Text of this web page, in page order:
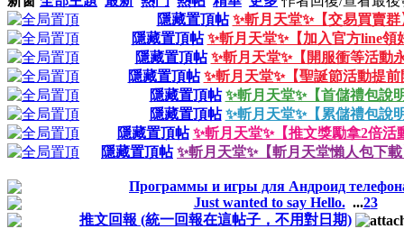
隱藏置頂帖 ✨斬月天堂✨【交易買賣群
隱藏置頂帖 ✨斬月天堂✨【加入官方line領
隱藏置頂帖 ✨斬月天堂✨【開服衝等活動
隱藏置頂帖 ✨斬月天堂✨【聖誕節活動提
隱藏置頂帖 ✨斬月天堂✨【首儲禮包說
隱藏置頂帖 ✨斬月天堂✨【累儲禮包說
隱藏置頂帖 ✨斬月天堂✨【推文獎勵拿2倍活
隱藏置頂帖 ✨斬月天堂✨【斬月天堂懶人包下
Программы и игры для Андроид
Just wanted to say Hello. ...23
推文回報 (統一回報在這帖子，不用對日期)